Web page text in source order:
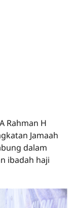
Rahman H
Jamaah
dalam
ibadah haji